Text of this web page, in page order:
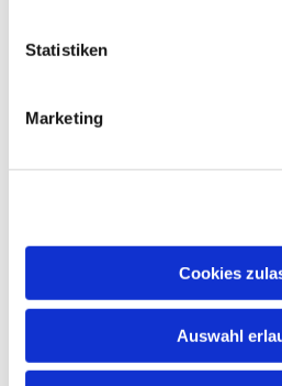
Statistiken
Marketing
Cookies
Auswahl